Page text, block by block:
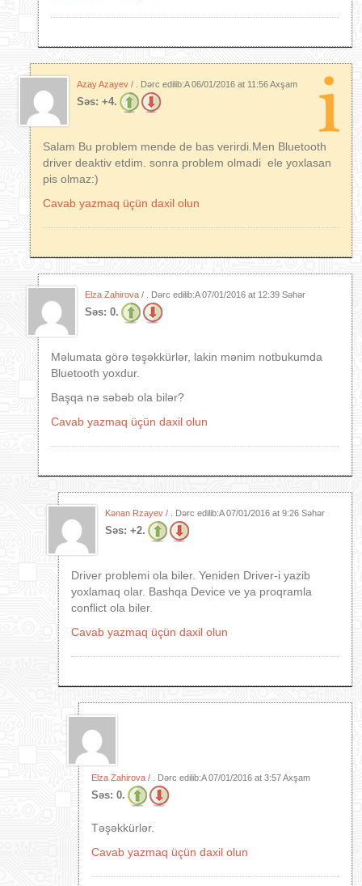
Azay Azayev / . Dərc edilib:A06/01/2016 at 11:56 Axşam
Səs: +4.
Salam Bu problem mende de bas verirdi.Men Bluetooth
driver deaktiv etdim. sonra problem olmadi ele yoxlasan
pis olmaz:)
Cavab yazmaq üçün daxil olun
Elza Zahirova / . Dərc edilib:A07/01/2016 at 12:39 Səhər
Səs: 0.
Məlumata görə təşəkkürlər, lakin mənim notbukumda
Bluetooth yoxdur.
Başqa nə səbəb ola bilər?
Cavab yazmaq üçün daxil olun
Kənan Rzayev / . Dərc edilib:A07/01/2016 at 9:26 Səhər
Səs: +2.
Driver problemi ola biler. Yeniden Driver-i yazib
yoxlamaq olar. Bashqa Device ve ya proqramla
conflict ola biler.
Cavab yazmaq üçün daxil olun
Elza Zahirova / . Dərc edilib:A07/01/2016 at 3:57 Axşam
Səs: 0.
Təşəkkürlər.
Cavab yazmaq üçün daxil olun